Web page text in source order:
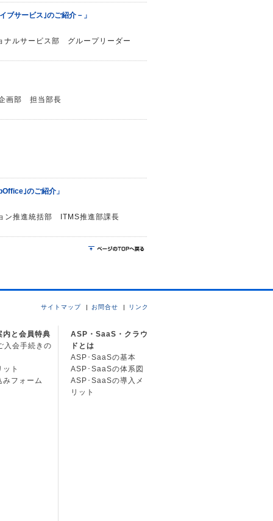
ブサービス｣のご紹介－」
ルサービス部 グループリーダー
画部 担当部長
｣のご紹介」
ン推進統括部 ITMS推進部課長
サイトマップ お問合せ リンク
内と会員特典
入会手続きの
ト
みフォーム
ASP・SaaS・クラウ
ドとは
ASP･SaaSの基本
ASP･SaaSの体系図
ASP･SaaSの導入メ
リット